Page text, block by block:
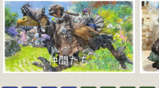
仲間たち